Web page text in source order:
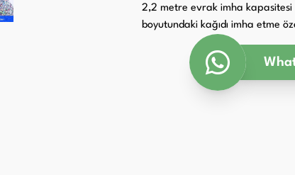
2,2 metre evrak imha kapasitesi
boyutundaki kağıdı imha etme